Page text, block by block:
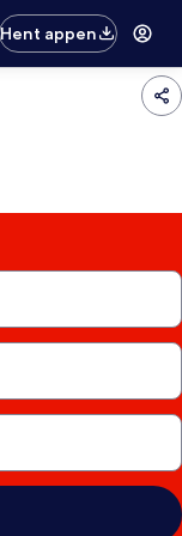
Hent appen